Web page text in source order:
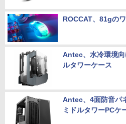
ROCCAT、81gの
Antec、水冷環境
ルタワーケース
Antec、4面防音パ
ミドルタワーPCケ